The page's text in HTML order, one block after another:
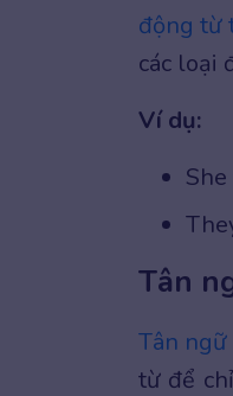
động từ
các loại
Ví dụ:
She
Tân
Tân ngữ
từ để